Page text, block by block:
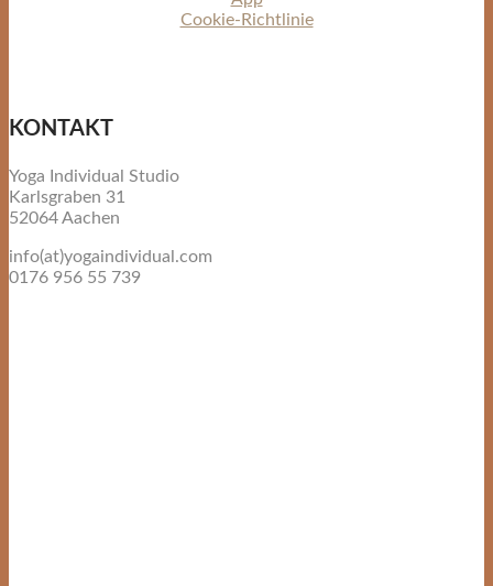
Cookie-Richtlinie
KONTAKT
Yoga Individual Studio
Karlsgraben 31
52064 Aachen
info(at)yogaindividual.com
0176 956 55 739